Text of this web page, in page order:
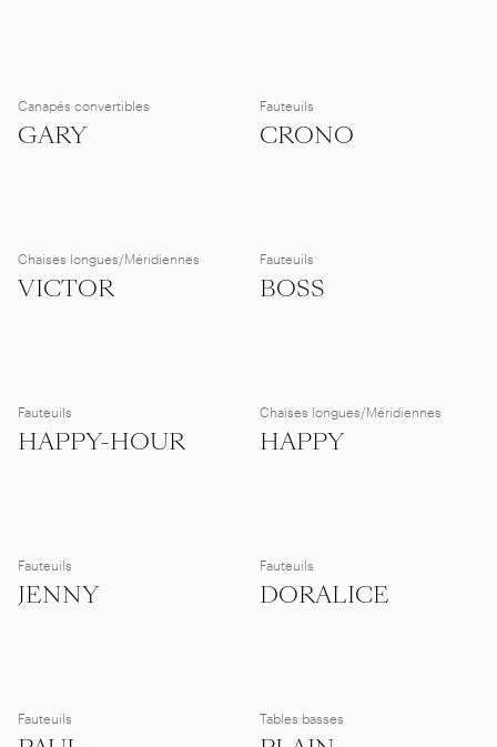
Canapés convertibles
GARY
Fauteuils
CRONO
Chaises longues/Méridiennes
VICTOR
Fauteuils
BOSS
Fauteuils
HAPPY-HOUR
Chaises longues/Méridiennes
HAPPY
Fauteuils
JENNY
Fauteuils
DORALICE
Fauteuils Tables basses